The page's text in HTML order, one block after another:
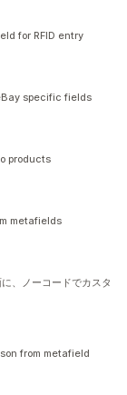
for RFID entry
specific fields
products
metafields
、ノーコードでカスタ
from metafield